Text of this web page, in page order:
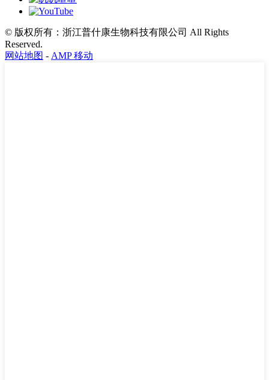
© 版权所有：浙江普什康生物科技有限公司 All Rights
Reserved.
网站地图 - AMP 移动